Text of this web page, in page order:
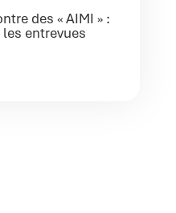
des « AIMI » :
entrevues